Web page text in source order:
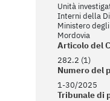
Unità
Interni della
Ministero
Mordovia
Articolo del
282.2 (1)
Numero del
1-30/2025
Tribunale di